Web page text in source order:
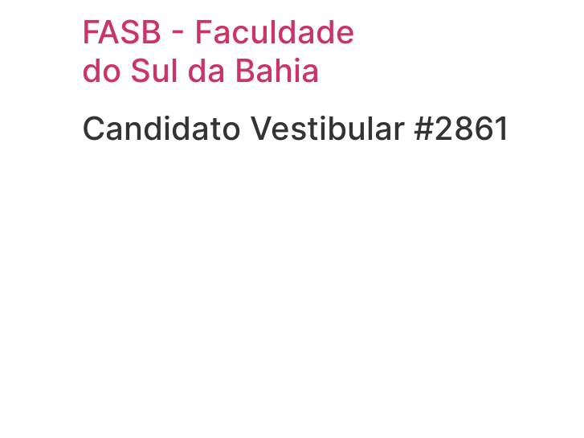
FASB - Faculdade
do Sul da Bahia
Candidato Vestibular #2861